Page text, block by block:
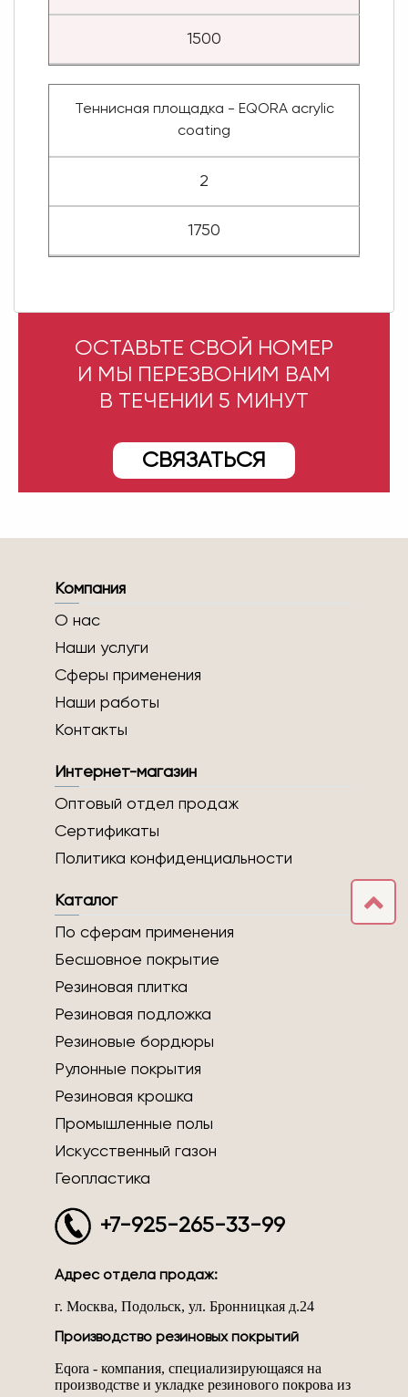
1500
Теннисная площадка - EQORA acrylic
coating
2
1750
ОСТАВЬТЕ СВОЙ НОМЕР
И МЫ ПЕРЕЗВОНИМ ВАМ
В ТЕЧЕНИИ 5 МИНУТ
СВЯЗАТЬСЯ
Компания
О нас
Наши услуги
Сферы применения
Наши работы
Контакты
Интернет-магазин
Оптовый отдел продаж
Сертификаты
Политика конфиденциальности
Каталог
По сферам применения
Бесшовное покрытие
Резиновая плитка
Резиновая подложка
Резиновые бордюры
Рулонные покрытия
Резиновая крошка
Промышленные полы
Искусственный газон
Геопластика
+7-925-265-33-99
Адрес отдела продаж:
г. Москва, Подольск, ул. Бронницкая д.24
Производство резиновых покрытий
Eqora - компания, специализирующаяся на
производстве и укладке резинового покрова из